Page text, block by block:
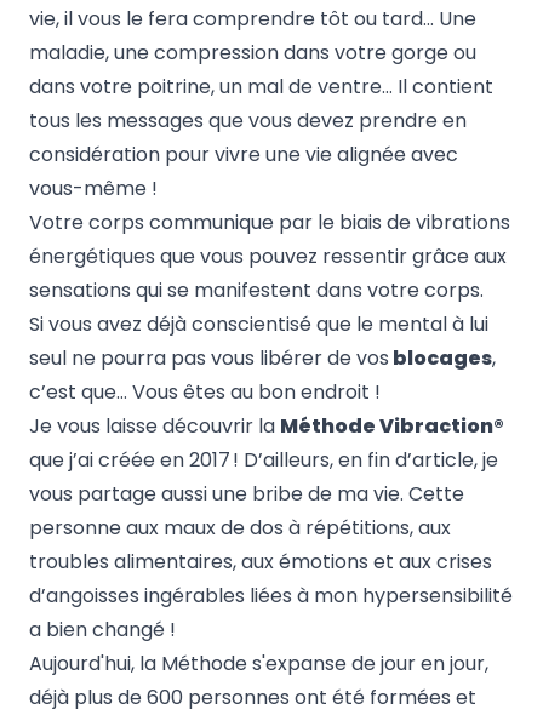
vie, il vous le fera comprendre tôt ou tard… Une
maladie, une compression dans votre gorge ou
dans votre poitrine, un mal de ventre… Il contient
tous les messages que vous devez prendre en
considération pour vivre une vie alignée avec
vous-même !
Votre corps communique par le biais de vibrations
énergétiques que vous pouvez ressentir grâce aux
sensations qui se manifestent dans votre corps.
Si vous avez déjà conscientisé que le mental à lui
seul ne pourra pas vous libérer de vos blocages,
c’est que… Vous êtes au bon endroit !
Je vous laisse découvrir la Méthode Vibraction®
que j’ai créée en 2017 ! D’ailleurs, en fin d’article, je
vous partage aussi une bribe de ma vie. Cette
personne aux maux de dos à répétitions, aux
troubles alimentaires, aux émotions et aux crises
d’angoisses ingérables liées à mon hypersensibilité
a bien changé !
Aujourd'hui, la Méthode s'expanse de jour en jour,
déjà plus de 600 personnes ont été formées et